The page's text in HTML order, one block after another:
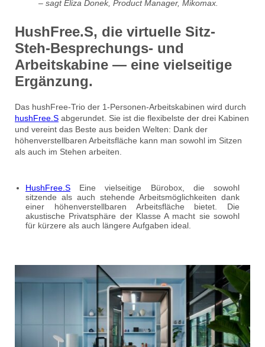
– sagt Eliza Donek, Product Manager, Mikomax.
HushFree.S, die virtuelle Sitz-
Steh-Besprechungs- und
Arbeitskabine — eine vielseitige
Ergänzung.
Das hushFree-Trio der 1-Personen-Arbeitskabinen wird durch
hushFree.S abgerundet. Sie ist die flexibelste der drei Kabinen
und vereint das Beste aus beiden Welten: Dank der
höhenverstellbaren Arbeitsfläche kann man sowohl im Sitzen
als auch im Stehen arbeiten.
HushFree.S Eine vielseitige Bürobox, die sowohl
sitzende als auch stehende Arbeitsmöglichkeiten dank
einer höhenverstellbaren Arbeitsfläche bietet. Die
akustische Privatsphäre der Klasse A macht sie sowohl
für kürzere als auch längere Aufgaben ideal.